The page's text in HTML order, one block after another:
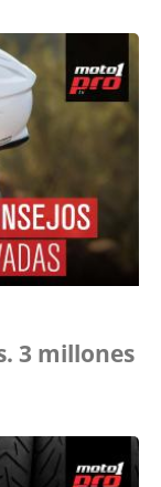
3 millones